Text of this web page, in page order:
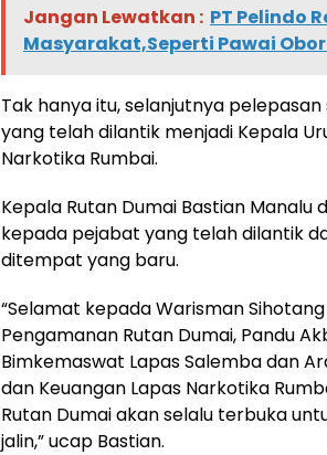
Jangan Lewatkan : PT Pelindo
Masyarakat,Seperti Pawai Obor
Tak hanya itu, selanjutnya
yang telah dilantik menjadi Kepala
Narkotika Rumbai.
Kepala Rutan Dumai Bastian
kepada pejabat yang telah dilantik
ditempat yang baru.
“Selamat kepada Warisman
Pengamanan Rutan Dumai, Pandu
Bimkemaswat Lapas Salemba dan
dan Keuangan Lapas Narkotika
Rutan Dumai akan selalu terbuka
jalin,” ucap Bastian.